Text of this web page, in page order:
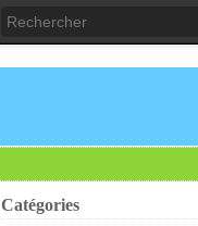
Catégories